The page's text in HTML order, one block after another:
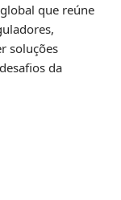
que reúne
soluções
da